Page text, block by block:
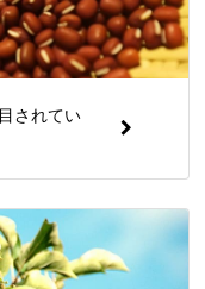
されてい